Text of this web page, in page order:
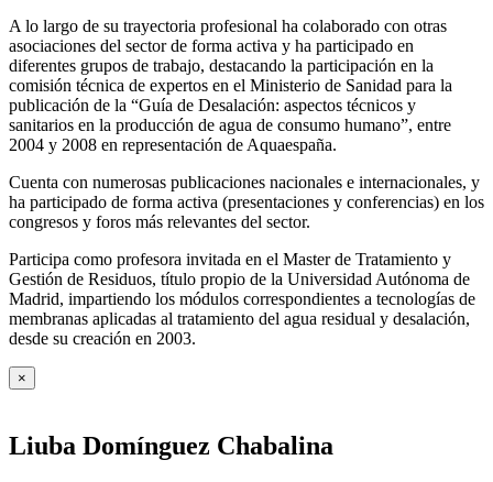
A lo largo de su trayectoria profesional ha colaborado con otras
asociaciones del sector de forma activa y ha participado en
diferentes grupos de trabajo, destacando la participación en la
comisión técnica de expertos en el Ministerio de Sanidad para la
publicación de la “Guía de Desalación: aspectos técnicos y
sanitarios en la producción de agua de consumo humano”, entre
2004 y 2008 en representación de Aquaespaña.
Cuenta con numerosas publicaciones nacionales e internacionales, y
ha participado de forma activa (presentaciones y conferencias) en los
congresos y foros más relevantes del sector.
Participa como profesora invitada en el Master de Tratamiento y
Gestión de Residuos, título propio de la Universidad Autónoma de
Madrid, impartiendo los módulos correspondientes a tecnologías de
membranas aplicadas al tratamiento del agua residual y desalación,
desde su creación en 2003.
×
Liuba Domínguez Chabalina